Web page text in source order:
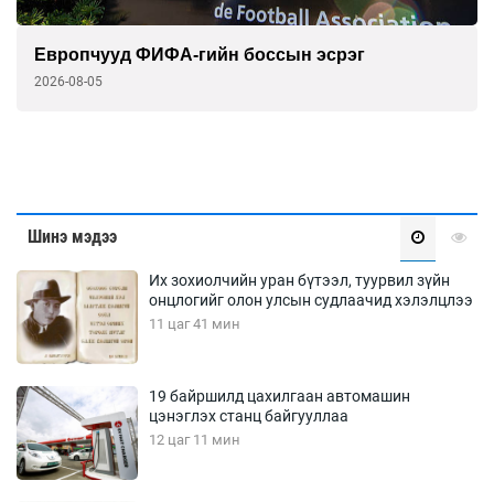
Европчууд ФИФА-гийн боссын эсрэг
2026-08-05
Шинэ мэдээ
Их зохиолчийн уран бүтээл, туурвил зүйн
онцлогийг олон улсын судлаачид хэлэлцлээ
11 цаг 41 мин
19 байршилд цахилгаан автомашин
цэнэглэх станц байгууллаа
12 цаг 11 мин